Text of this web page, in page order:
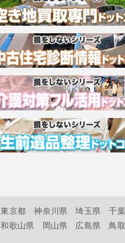
東京都 神奈川県 埼玉県 千
和歌山県 岡山県 広島県 鳥